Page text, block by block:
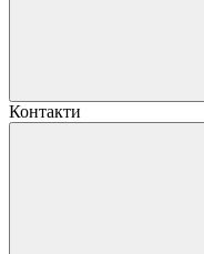
Контакти